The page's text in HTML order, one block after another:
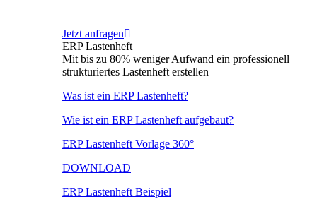
Jetzt anfragen
ERP Lastenheft
Mit bis zu 80% weniger Aufwand ein professionell
strukturiertes Lastenheft erstellen
Was ist ein ERP Lastenheft?
Wie ist ein ERP Lastenheft aufgebaut?
ERP Lastenheft Vorlage 360°
DOWNLOAD
ERP Lastenheft Beispiel